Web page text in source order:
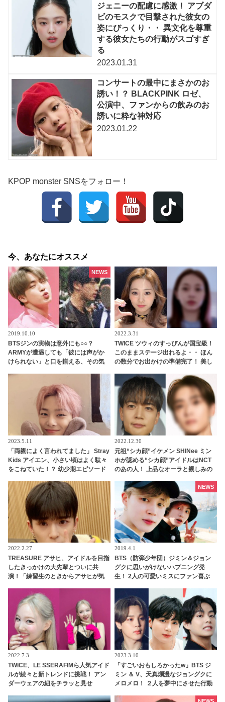
ジェニーの配慮に感激！ アブダ
ビのモスクで目撃された彼女の
姿にびっくり・・ 異文化を尊重
する彼女たちの行動がスゴすぎ
る
2023.01.31
コンサートの最中にまさかのお
誘い！？ BLACKPINK ロゼ、
公演中、ファンからの飲みのお
誘いに粋な神対応
2023.01.22
KPOP monster SNSをフォロー！
今、あなたにオススメ
2019.10.10
BTSジンの実物は意外にも○○？
ARMYが遭遇しても「彼には声がか
けられない」と口を揃える、その気
NEWS
2022.3.31
TWICE ツウィのすっぴんが国宝級！
このままステージ出れるよ・・ ほん
の数分でお出かけの準備完了！ 美し
2023.5.11
「両親によく言われてました」 Stray
Kids アイエン、小さい頃はよく駄々
をこねていた！？ 幼少期エピソード
2022.12.30
元祖“シカ顔”イケメン SHINee ミン
ホが認める“シカ顔”アイドルはNCT
のあの人！ 上品なオーラと親しみの
は一体ダレ？
2022.2.27
TREASURE アサヒ、アイドルを目指
したきっかけの大先輩とついに共
演！「練習生のときからアサヒが気
ていた！ 彼のサクセスストーリーに
注目殺到
2019.4.1
BTS（防弾少年団）ジミン＆ジョン
グクに思いがけないハプニング発
生！ 2人の可愛いミスにファン喜ぶ
NEWS
2022.7.3
TWICE、LE SSERAFIMら人気アイド
ルが続々と新トレンドに挑戦！ アン
ダーウェアの紐をチラッと見せ
2023.3.10
「すごいおもしろかったw」BTS ジ
ミン ＆ V、天真爛漫なジョングクに
メロメロ！ ２人を夢中にさせた行動